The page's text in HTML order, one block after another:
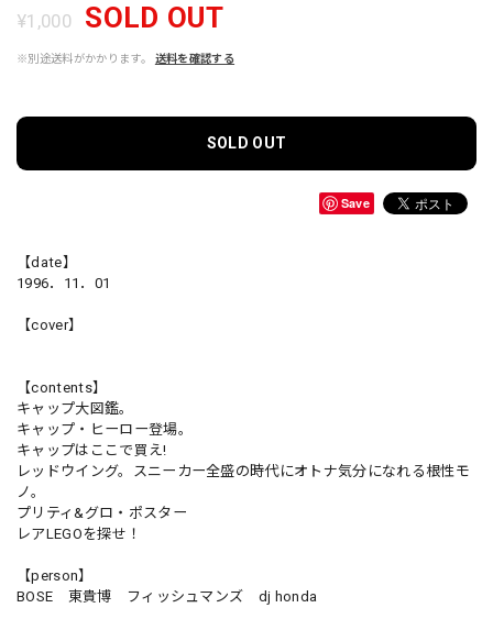
¥1,000 SOLD OUT
※別途送料がかかります。 送料を確認する
SOLD OUT
Save
【date】
1996．11．01
【cover】
【contents】
キャップ大図鑑。
キャップ・ヒーロー登場。
キャップはここで買え!
レッドウイング。スニーカー全盛の時代にオトナ気分になれる根性モ
ノ。
プリティ&グロ・ポスター
レアLEGOを探せ！
【person】
BOSE 東貴博 フィッシュマンズ dj honda